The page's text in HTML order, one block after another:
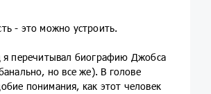
- это можно устроить.
я перечитывал биографию Джобса
но все же). В голове
понимания, как этот человек